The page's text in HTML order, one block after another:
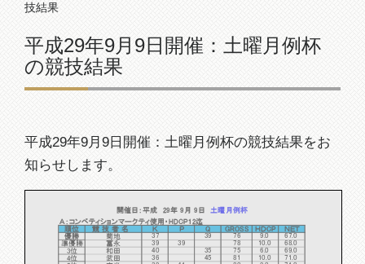
技結果
平成29年9月9日開催：土曜月例杯
の競技結果
平成29年9月9日開催：土曜月例杯の競技結果をお
知らせします。
Ａ：コンペティションマークティ使用・HDCP12迄
順位
競 技 者 名 Ｋ Ｐ Q GROSS ＨＤCP
ＮＥＴ
優勝
菊地 37 39 76 9.0
67.0
準優勝
冨永 39 39 78 10.0
68.0
3位
和田 40 35 75 6.0
69.0
4位
武田 36 45 81 10.0
71.0
開催日：平成 29年 9月 9日 土曜月例杯